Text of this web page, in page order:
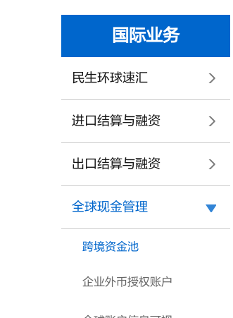
国际业务
民生环球速汇
进口结算与融资
出口结算与融资
全球现金管理
跨境资金池
企业外币授权账户